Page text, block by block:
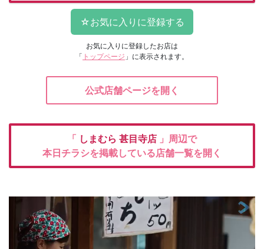
お気に入りに登録したお店は
「 トップページ 」に表示されます。
公式店舗ページを開く
「 しまむら 甚目寺店 」周辺で
本日チラシを掲載している店舗一覧を開く